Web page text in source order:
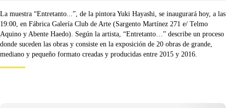
La muestra “Entretanto...”, de la pintora Yuki Hayashi, se inaugurará hoy, a las
19:00, en Fábrica Galería Club de Arte (Sargento Martínez 271 e/ Telmo
Aquino y Abente Haedo). Según la artista, “Entretanto…” describe un proceso
donde suceden las obras y consiste en la exposición de 20 obras de grande,
mediano y pequeño formato creadas y producidas entre 2015 y 2016.